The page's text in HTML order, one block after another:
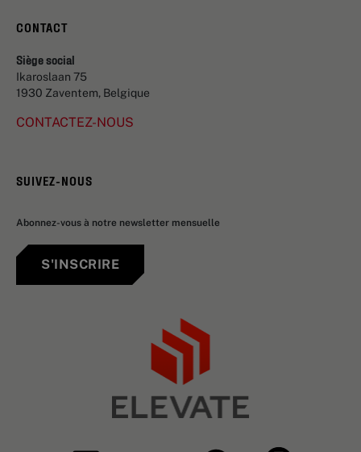
CONTACT
Siège social
Ikaroslaan 75
1930 Zaventem, Belgique
CONTACTEZ-NOUS
SUIVEZ-NOUS
Abonnez-vous à notre newsletter mensuelle
S'INSCRIRE